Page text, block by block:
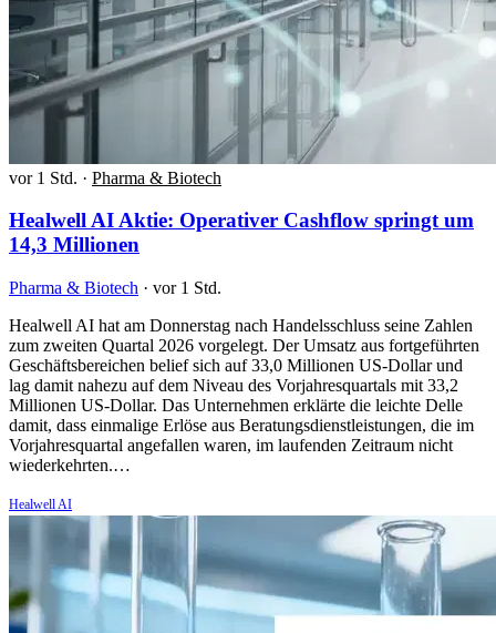
vor 1 Std. · Pharma & Biotech
Healwell AI Aktie: Operativer Cashflow springt um
14,3 Millionen
Pharma & Biotech · vor 1 Std.
Healwell AI hat am Donnerstag nach Handelsschluss seine Zahlen
zum zweiten Quartal 2026 vorgelegt. Der Umsatz aus fortgeführten
Geschäftsbereichen belief sich auf 33,0 Millionen US-Dollar und
lag damit nahezu auf dem Niveau des Vorjahresquartals mit 33,2
Millionen US-Dollar. Das Unternehmen erklärte die leichte Delle
damit, dass einmalige Erlöse aus Beratungsdienstleistungen, die im
Vorjahresquartal angefallen waren, im laufenden Zeitraum nicht
wiederkehrten.…
Healwell AI